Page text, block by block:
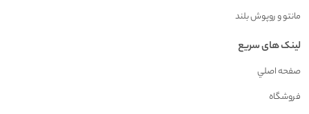
مانتو و روپوش بلند
لینک های سریع
صفحه اصلي
فروشگاه